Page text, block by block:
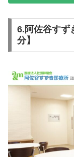
6.阿佐谷すず
分】